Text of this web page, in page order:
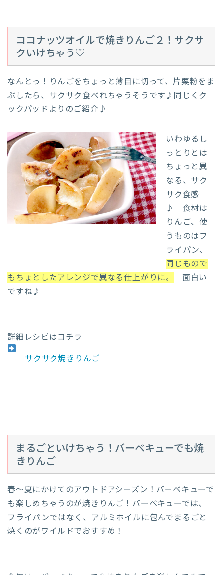
ココナッツオイルで焼きりんご２！サクサ
クいけちゃう♡
なんとっ！りんごをちょっと薄目に切って、片栗粉をま
ぶしたら、サクサク食べれちゃうそうです♪同じくク
ックパッドよりのご紹介♪
いわゆるし
っとりとは
ちょっと異
なる、サク
サク食感
♪ 食材は
りんご、使
うものはフ
ライパン、
同じもので
もちょとしたアレンジで異なる仕上がりに。
面白い
ですね♪
詳細レシピはコチラ
サクサク焼きりんご
まるごといけちゃう！バーベキューでも焼
きりんご
春～夏にかけてのアウトドアシーズン！バーベキューで
も楽しめちゃうのが焼きりんご！バーベキューでは、
フライパンではなく、アルミホイルに包んでまるごと
焼くのがワイルドでおすすめ！